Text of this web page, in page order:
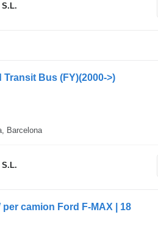
S.L.
Bus (FY)(2000->)
Barcelona
S.L.
camion Ford F-MAX | 18